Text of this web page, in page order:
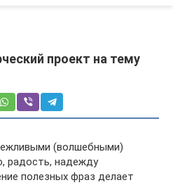
проект на тему
(волшебными)
радость, надежду
полезных фраз делает